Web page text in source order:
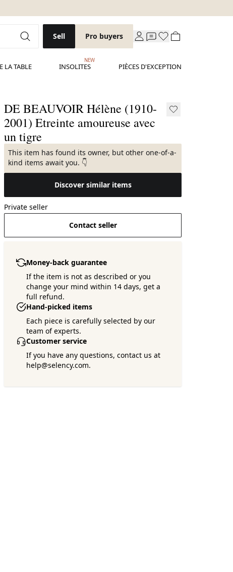
Sell Pro buyers
LA TABLE INSOLITES
NEW
PIÈCES D'EXCEPTION
DE BEAUVOIR Hélène (1910-
2001) Etreinte amoureuse avec
un tigre
This item has found its owner, but other one-of-a-
kind items await you. 👇
Discover similar items
Private seller
Contact seller
Money-back guarantee
If the item is not as described or you
change your mind within 14 days, get a
full refund.
Hand-picked items
Each piece is carefully selected by our
team of experts.
Customer service
If you have any questions, contact us at
help@selency.com.